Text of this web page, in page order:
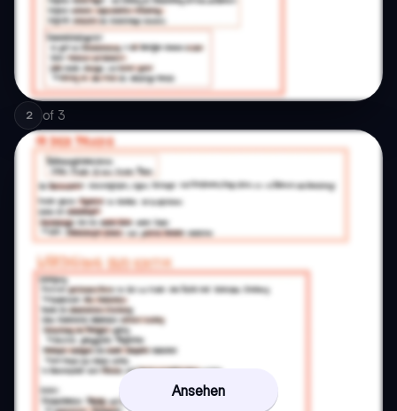
2 of 3
Ansehen